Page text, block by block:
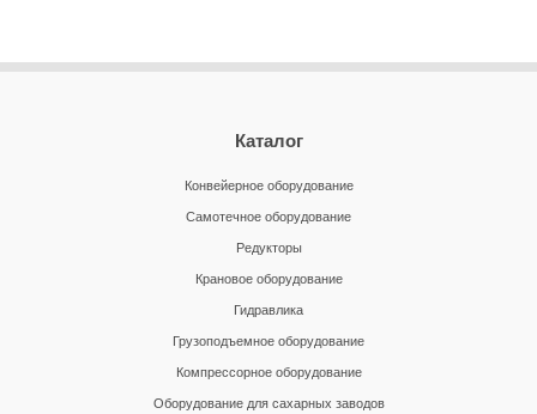
Каталог
Конвейерное оборудование
Самотечное оборудование
Редукторы
Крановое оборудование
Гидравлика
Грузоподъемное оборудование
Компрессорное оборудование
Оборудование для сахарных заводов